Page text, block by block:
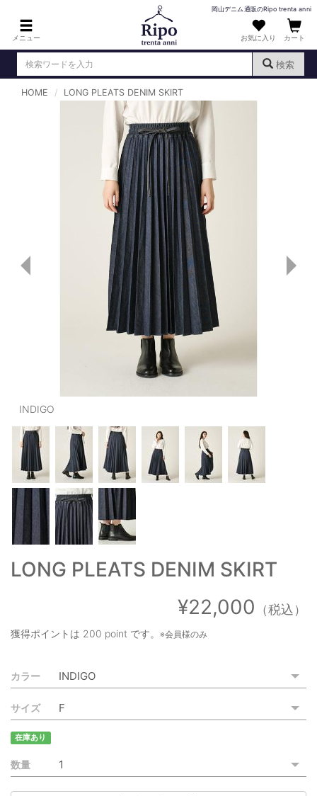
メニュー
岡山デニム通販のRipo trenta anni
お気に入り カート
検索
新規会員登録
DENIM : デニム
PANTS : パンツ
TOPS : トップス
T-SHIRT : Tシャツ
KNIT : ニット
SHIRT : シャツ
OUTERS : アウター
PANTS/SKIRT : パンツ・スカート
TOPS : トップス
OUTERS : アウター
OUTLET : アウトレット
MENS : メンズ
特定商取引法に基づく表記
ご利用規約
お問い合わせ
HOME LONG PLEATS DENIM SKIRT
INDIGO
LONG PLEATS DENIM SKIRT
¥22,000 （税込）
獲得ポイントは 200 point です。 ※会員様のみ
カラー
サイズ
在庫あり
数量